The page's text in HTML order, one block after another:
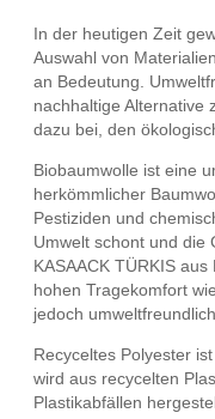
In der heutigen Zeit
Auswahl von
an Bedeutung.
nachhaltige Alternative
dazu bei, den
Biobaumwolle ist eine
herkömmlicher
Pestiziden und
Umwelt schont und die
KASAACK TÜRKIS
hohen Tragekomfort
jedoch
Recyceltes Polyester
wird aus recycelten
Plastikabfällen